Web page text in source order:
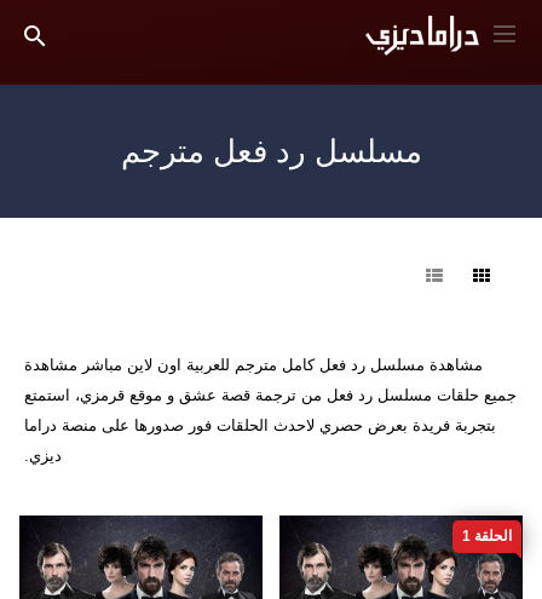
مسلسل رد فعل مترجم
مشاهدة مسلسل رد فعل كامل مترجم للعربية اون لاين مباشر مشاهدة
جميع حلقات مسلسل رد فعل من ترجمة قصة عشق و موقع قرمزي، استمتع
بتجربة فريدة بعرض حصري لاحدث الحلقات فور صدورها على منصة دراما
ديزي.
الحلقة 1